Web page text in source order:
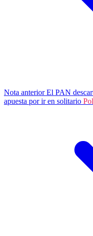
Nota anteriorEl PAN
apuesta por ir en solitario